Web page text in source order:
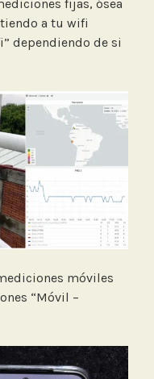
fijas, ósea
a tu wifi
dependiendo de si
móviles
“Móvil –